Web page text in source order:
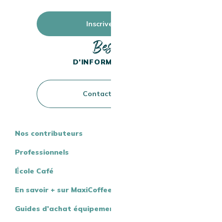
Inscrivez-vous
Besoin
D'INFORMATIONS ?
Contactez-nous
Nos contributeurs
Professionnels
École Café
En savoir + sur MaxiCoffee
Guides d'achat équipement